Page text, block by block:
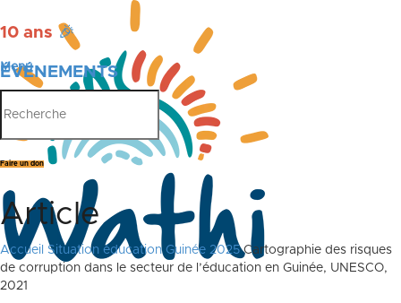
10 ans 🎉
ÉVÉNEMENTS
PUBLICATIONS
Menu
Faire un don
Article
Accueil Situation éducation Guinée 2025 Cartographie des risques
de corruption dans le secteur de l’éducation en Guinée, UNESCO,
2021